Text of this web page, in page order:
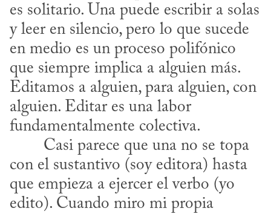
es solitario. Una puede escribir a solas
y leer en silencio, pero lo que sucede
en medio es un proceso polifónico
que siempre implica a alguien más.
Editamos a alguien, para alguien, con
alguien. Editar es una labor
fundamentalmente colectiva.
con el sustantivo (soy editora) hasta
que empieza a ejercer el verbo (yo
edito). Cuando miro mi propia